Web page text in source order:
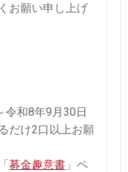
お願い申し上げ
令和8年9月30日
だけ2口以上お願
募金趣意書 」ペ